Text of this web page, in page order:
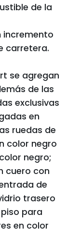
de la
carretera.
se agregan
de las
exclusivas
en
ruedas de
color negro
negro;
cuero con
de
trasero
para
en color